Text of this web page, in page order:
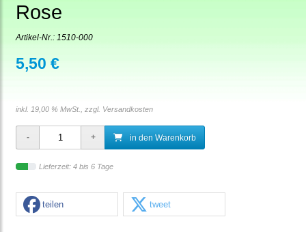
Rose
Artikel-Nr.: 1510-000
5,50 €
inkl. 19,00 % MwSt., zzgl. Versandkosten
in den Warenkorb
Lieferzeit: 4 bis 6 Tage
teilen tweet